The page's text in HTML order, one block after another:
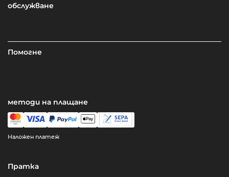
обслужване
Помогне
методи на плащане
Наложен платеж
Пратка